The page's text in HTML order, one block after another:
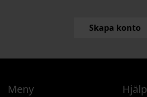
Skapa konto
Meny Hjälp